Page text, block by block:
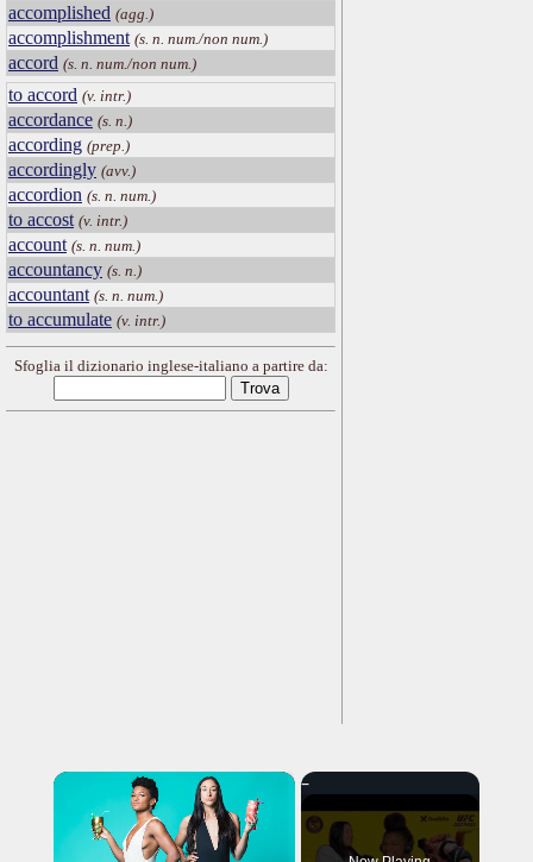
accomplished (agg.)
accomplishment (s. n. num./non num.)
accord (s. n. num./non num.)
to accord (v. intr.)
accordance (s. n.)
according (prep.)
accordingly (avv.)
accordion (s. n. num.)
to accost (v. intr.)
account (s. n. num.)
accountancy (s. n.)
accountant (s. n. num.)
to accumulate (v. intr.)
Sfoglia il dizionario inglese-italiano a partire da:
×